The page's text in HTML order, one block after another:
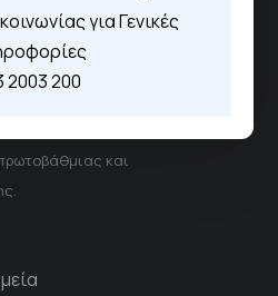
για Γενικές
2003 200
Φλέμιγκ"
Υγείας, παρέχοντας
και